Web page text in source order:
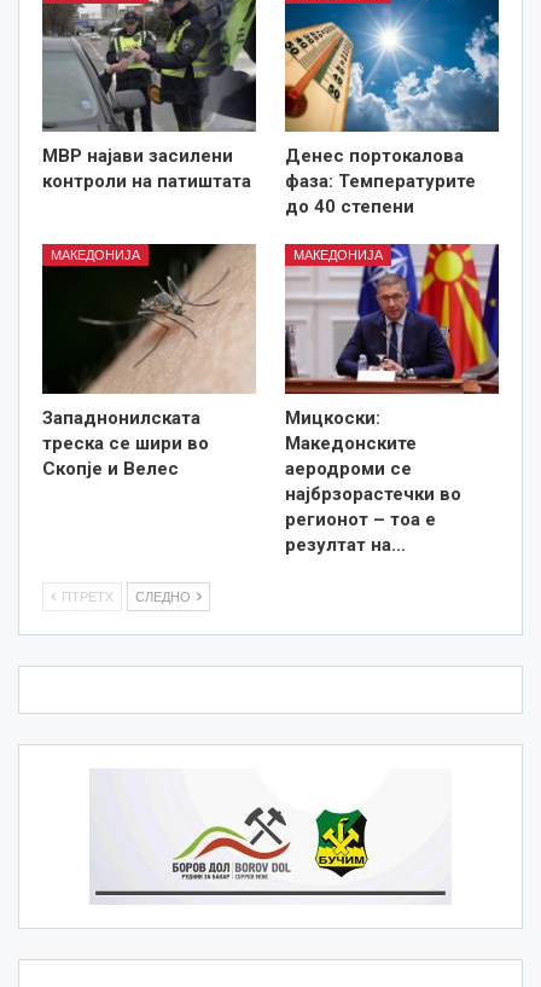
МВР најави засилени
контроли на патиштата
Денес портокалова
фаза: Температурите
до 40 степени
МАКЕДОНИЈА
Западнонилската
треска се шири во
Скопје и Велес
МАКЕДОНИЈА
Мицкоски:
Македонските
аеродроми се
најбрзорастечки во
регионот – тоа е
резултат на…
ПТРЕТХ СЛЕДНО